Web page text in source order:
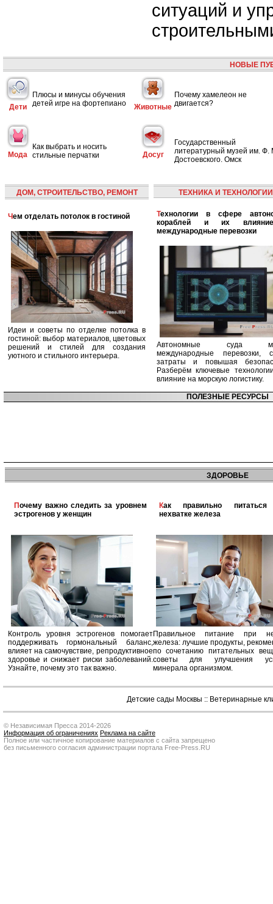
ситуаций и
НОВЫЕ
Дети
Плюсы и минусы обучения
детей игре на фортепиано
Животные
Почему хамелеон не
двигается?
Мода
Как выбрать и носить
стильные перчатки
Досуг
Государственный
литературный музей им. Ф.
Достоевского. Омск
ДОМ, СТРОИТЕЛЬСТВО, РЕМОНТ
Чем отделать потолок в гостиной
Идеи и советы по отделке потолка в
гостиной: выбор материалов, цветовых
решений и стилей для создания
уютного и стильного интерьера.
ТЕХНИКА И ТЕХНОЛОГИИ
Технологии в сфере автономных
кораблей и их
международные перевозки
Автономные суда
международные перевозки,
затраты и повышая
Разберём ключевые
влияние на морскую логистику.
ПОЛЕЗНЫЕ РЕСУРСЫ
ЗДОРОВЬЕ
Почему важно следить за уровнем
эстрогенов у женщин
Контроль уровня эстрогенов помогает
поддерживать гормональный баланс,
влияет на самочувствие, репродуктивное
здоровье и снижает риски заболеваний.
Узнайте, почему это так важно.
Как правильно питаться при
нехватке железа
Правильное питание при
железа: лучшие продукты,
по сочетанию питательных
советы для улучшения
минерала организмом.
Детские сады Москвы :: Ветеринарные
© Независимая Пресса 2014-2026
Информация об ограничениях Реклама на сайте
Полное или частичное копирование материалов с сайта запрещено
без письменного согласия администрации портала Free-Press.RU